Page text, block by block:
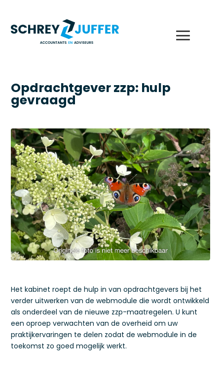
Opdrachtgever zzp: hulp
gevraagd
Het kabinet roept de hulp in van opdrachtgevers bij het
verder uitwerken van de webmodule die wordt ontwikkeld
als onderdeel van de nieuwe zzp-maatregelen. U kunt
een oproep verwachten van de overheid om uw
praktijkervaringen te delen zodat de webmodule in de
toekomst zo goed mogelijk werkt.